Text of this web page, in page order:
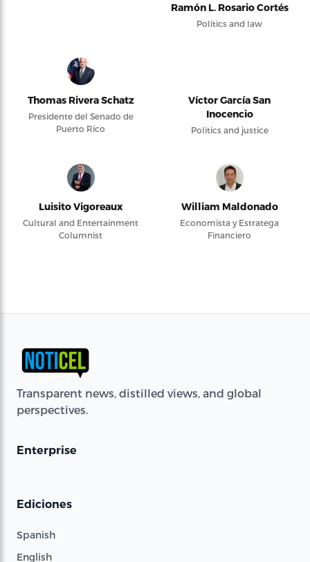
Ramón L. Rosario Cortés
Politics and law
Thomas Rivera Schatz
Presidente del Senado de
Puerto Rico
Víctor García San
Inocencio
Politics and justice
Luisito Vigoreaux
Cultural and Entertainment
Columnist
William Maldonado
Economista y Estratega
Financiero
Transparent news, distilled views, and global
perspectives.
Enterprise
Ediciones
Spanish
English